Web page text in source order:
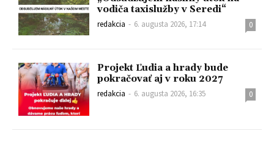
vodiča taxislužby v Seredi“
redakcia - 6. augusta 2026, 17:14 0
Projekt Ľudia a hrady bude
pokračovať aj v roku 2027
redakcia - 6. augusta 2026, 16:35 0